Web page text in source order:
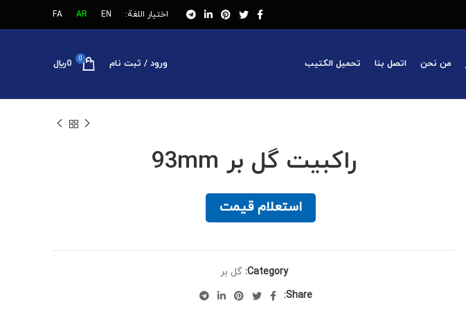
اختيار اللغة: EN
AR
FA
من نحن اتصل بنا تحميل الكتيب ورود / ثبت نام 0
0﷼
راکبیت گل بر 93mm
استعلام قیمت
Category: گل بر
Share: